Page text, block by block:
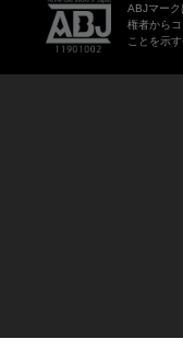
ABJマーク
権者から
ことを示